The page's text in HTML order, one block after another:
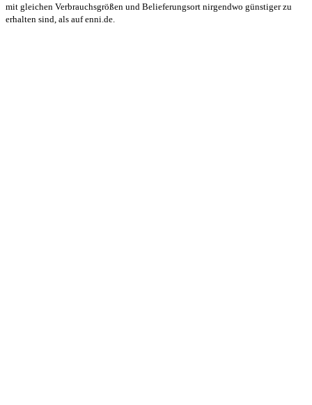
mit gleichen Verbrauchsgrößen und Belieferungsort nirgendwo günstiger zu
erhalten sind, als auf enni.de.